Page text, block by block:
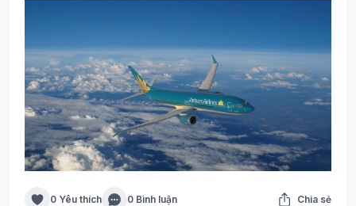
0 Yêu thích 0 Bình luận Chia sẻ